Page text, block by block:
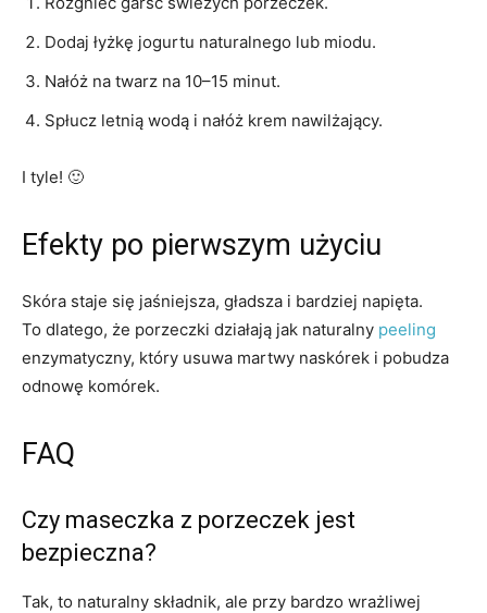
Dodaj łyżkę jogurtu naturalnego lub miodu.
Nałóż na twarz na 10–15 minut.
Spłucz letnią wodą i nałóż krem nawilżający.
I tyle! 🙂
Efekty po pierwszym użyciu
Skóra staje się jaśniejsza, gładsza i bardziej napięta.
To dlatego, że porzeczki działają jak naturalny peeling
enzymatyczny, który usuwa martwy naskórek i pobudza
odnowę komórek.
FAQ
Czy maseczka z porzeczek jest
bezpieczna?
Tak, to naturalny składnik, ale przy bardzo wrażliwej